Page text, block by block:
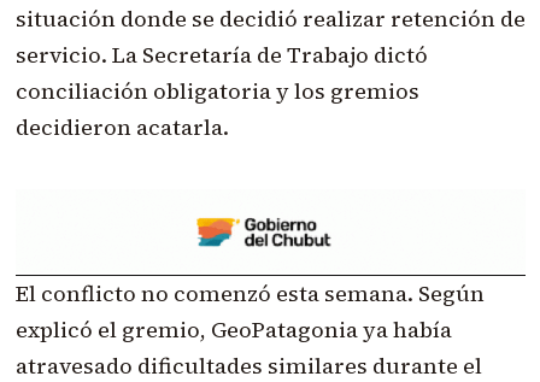
situación donde se decidió realizar retención de
servicio. La Secretaría de Trabajo dictó
conciliación obligatoria y los gremios
decidieron acatarla.
El conflicto no comenzó esta semana. Según
explicó el gremio, GeoPatagonia ya había
atravesado dificultades similares durante el